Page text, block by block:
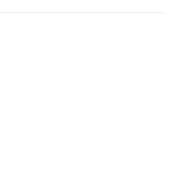
của bạn – gây
in bị lem nhem,
đặt chất lượng
bảo giấy của